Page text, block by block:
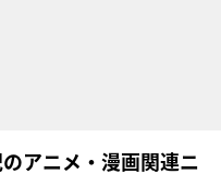
アニメ・漫画関連ニ